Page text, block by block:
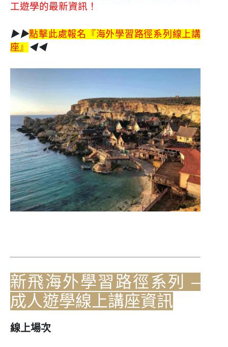
工遊學的最新資訊！
▶▶點擊此處報名『海外學習路徑系列線上講
座』
◀◀
新飛海外學習路徑系列 –
成人遊學線上講座資訊
線上場次